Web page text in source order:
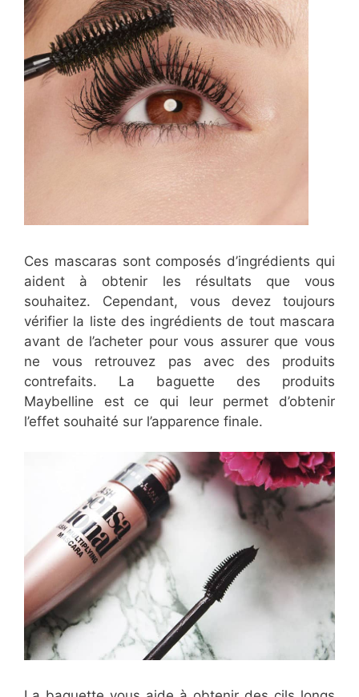
Ces mascaras sont composés d’ingrédients qui
aident à obtenir les résultats que vous
souhaitez. Cependant, vous devez toujours
vérifier la liste des ingrédients de tout mascara
avant de l’acheter pour vous assurer que vous
ne vous retrouvez pas avec des produits
contrefaits. La baguette des produits
Maybelline est ce qui leur permet d’obtenir
l’effet souhaité sur l’apparence finale.